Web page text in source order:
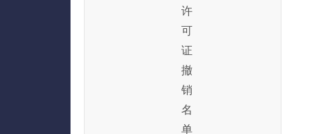
许
可
证
撤
销
名
单